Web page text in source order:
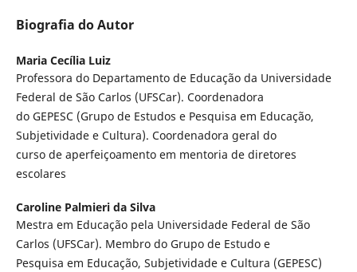
Biografia do Autor
Maria Cecília Luiz
Professora do Departamento de Educação da Universidade
Federal de São Carlos (UFSCar). Coordenadora
do GEPESC (Grupo de Estudos e Pesquisa em Educação,
Subjetividade e Cultura). Coordenadora geral do
curso de aperfeiçoamento em mentoria de diretores
escolares
Caroline Palmieri da Silva
Mestra em Educação pela Universidade Federal de São
Carlos (UFSCar). Membro do Grupo de Estudo e
Pesquisa em Educação, Subjetividade e Cultura (GEPESC)